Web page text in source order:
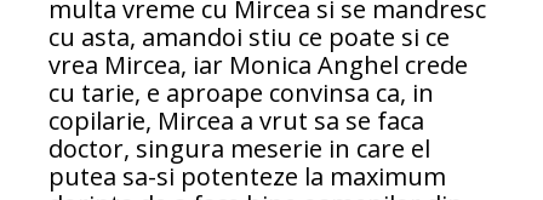
multa vreme cu Mircea si se mandresc
cu asta, amandoi stiu ce poate si ce
vrea Mircea, iar Monica Anghel crede
cu tarie, e aproape convinsa ca, in
copilarie, Mircea a vrut sa se faca
doctor, singura meserie in care el
putea sa-si potenteze la maximum